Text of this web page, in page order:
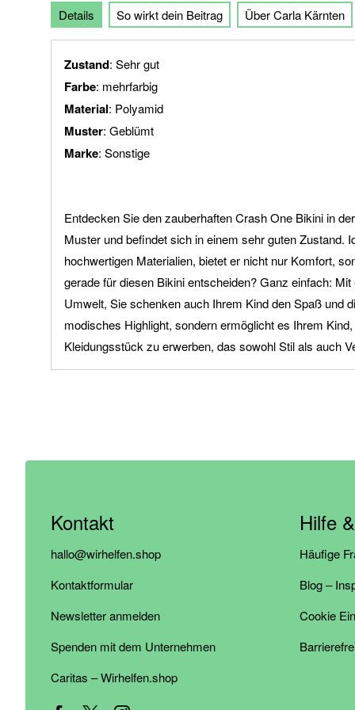
der
Bildgalerie
springen
Details
Zustand: Sehr gut
Farbe: mehrfarbig
Material: Polyamid
Muster: Geblümt
Marke: Sonstige
Entdecken Sie den zauberhaften Crash One Bikini in
Muster und befindet sich in einem sehr guten Zustand.
hochwertigen Materialien, bietet er nicht nur Komfort,
gerade für diesen Bikini entscheiden? Ganz einfach:
Umwelt, Sie schenken auch Ihrem Kind den Spaß und
modisches Highlight, sondern ermöglicht es Ihrem
Kleidungsstück zu erwerben, das sowohl Stil als auch
So wirkt dein Beitrag Über Carla Kärnten
Kontakt
hallo@wirhelfen.shop
Kontaktformular
Newsletter anmelden
Spenden mit dem Unternehmen
Caritas – Wirhelfen.shop
Hilfe
Häufige
Blog –
Cookie